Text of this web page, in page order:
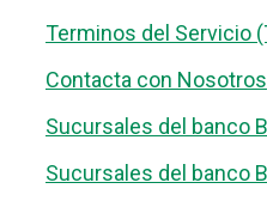
Terminos del Servicio
Contacta con Nosotros
Sucursales del banco
Sucursales del banco